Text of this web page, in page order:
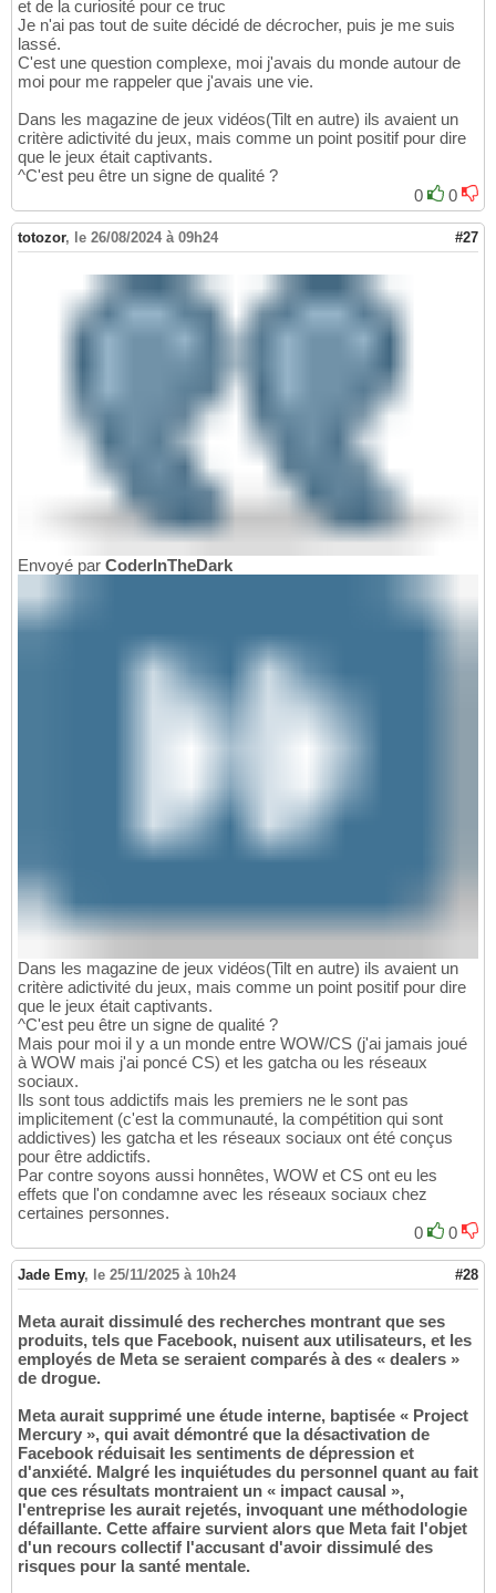
et de la curiosité pour ce truc
Je n'ai pas tout de suite décidé de décrocher, puis je me suis
lassé.
C'est une question complexe, moi j'avais du monde autour de
moi pour me rappeler que j'avais une vie.
Dans les magazine de jeux vidéos(Tilt en autre) ils avaient un
critère adictivité du jeux, mais comme un point positif pour dire
que le jeux était captivants.
^C'est peu être un signe de qualité ?
0
0
totozor, le 26/08/2024 à 09h24 #27
Envoyé par CoderInTheDark
Dans les magazine de jeux vidéos(Tilt en autre) ils avaient un
critère adictivité du jeux, mais comme un point positif pour dire
que le jeux était captivants.
^C'est peu être un signe de qualité ?
Mais pour moi il y a un monde entre WOW/CS (j'ai jamais joué
à WOW mais j'ai poncé CS) et les gatcha ou les réseaux
sociaux.
Ils sont tous addictifs mais les premiers ne le sont pas
implicitement (c'est la communauté, la compétition qui sont
addictives) les gatcha et les réseaux sociaux ont été conçus
pour être addictifs.
Par contre soyons aussi honnêtes, WOW et CS ont eu les
effets que l'on condamne avec les réseaux sociaux chez
certaines personnes.
0
0
Jade Emy, le 25/11/2025 à 10h24 #28
Meta aurait dissimulé des recherches montrant que ses
produits, tels que Facebook, nuisent aux utilisateurs, et les
employés de Meta se seraient comparés à des « dealers »
de drogue.
Meta aurait supprimé une étude interne, baptisée « Project
Mercury », qui avait démontré que la désactivation de
Facebook réduisait les sentiments de dépression et
d'anxiété. Malgré les inquiétudes du personnel quant au fait
que ces résultats montraient un « impact causal »,
l'entreprise les aurait rejetés, invoquant une méthodologie
défaillante. Cette affaire survient alors que Meta fait l'objet
d'un recours collectif l'accusant d'avoir dissimulé des
risques pour la santé mentale.